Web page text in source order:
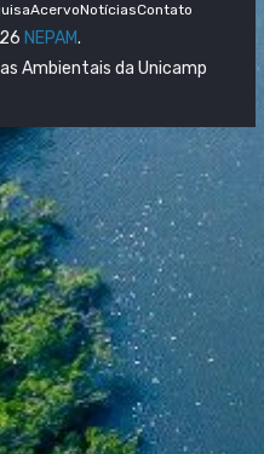
AcervoNotíciasContato
NEPAM.
Ambientais da Unicamp